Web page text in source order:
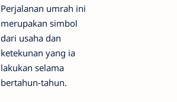
Perjalanan umrah ini
merupakan simbol
dari usaha dan
ketekunan yang ia
lakukan selama
bertahun-tahun.